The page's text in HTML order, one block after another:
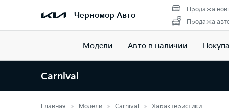
Черномор Авто
Продажа
Продажа
Модели Авто в наличии
Carnival